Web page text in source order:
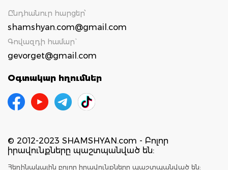
Ընդհանուր հարցեր՝
shamshyan.com@gmail.com
Գովազդի համար`
gevorget@gmail.com
Օգտակար հղումներ
© 2012-2023 SHAMSHYAN.com - Բոլոր
իրավունքները պաշտպանված են:
Հեղինակային բոլոր իրավունքները պաշտպանված են: